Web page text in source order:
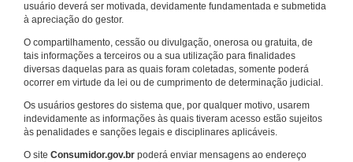
usuário deverá ser motivada, devidamente fundamentada e submetida
à apreciação do gestor.
O compartilhamento, cessão ou divulgação, onerosa ou gratuita, de
tais informações a terceiros ou a sua utilização para finalidades
diversas daquelas para as quais foram coletadas, somente poderá
ocorrer em virtude da lei ou de cumprimento de determinação judicial.
Os usuários gestores do sistema que, por qualquer motivo, usarem
indevidamente as informações às quais tiveram acesso estão sujeitos
às penalidades e sanções legais e disciplinares aplicáveis.
O site Consumidor.gov.br poderá enviar mensagens ao endereço